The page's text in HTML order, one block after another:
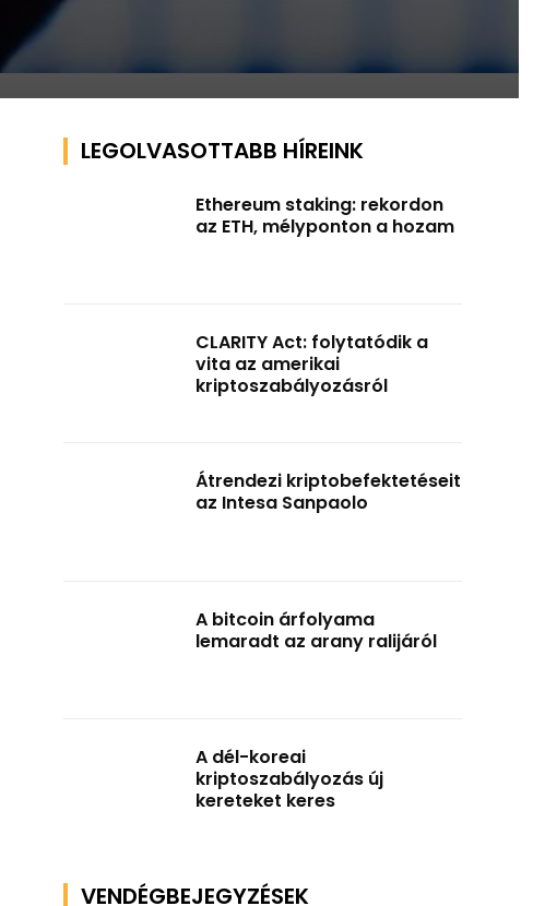
LEGOLVASOTTABB HÍREINK
Ethereum staking: rekordon
az ETH, mélyponton a hozam
CLARITY Act: folytatódik a
vita az amerikai
kriptoszabályozásról
Átrendezi kriptobefektetéseit
az Intesa Sanpaolo
A bitcoin árfolyama
lemaradt az arany ralijáról
A dél-koreai
kriptoszabályozás új
kereteket keres
VENDÉGBEJEGYZÉSEK